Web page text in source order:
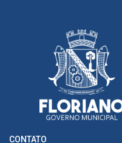
CONTATO